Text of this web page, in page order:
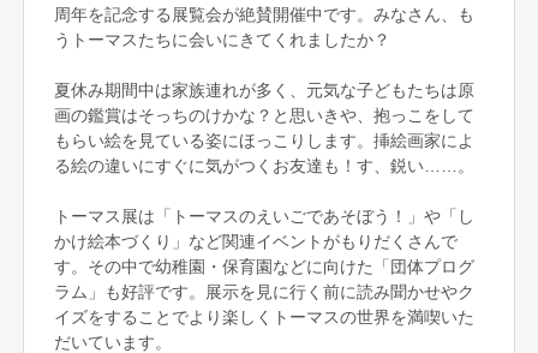
周年を記念する展覧会が絶賛開催中です。みなさん、も
うトーマスたちに会いにきてくれましたか？
夏休み期間中は家族連れが多く、元気な子どもたちは原
画の鑑賞はそっちのけかな？と思いきや、抱っこをして
もらい絵を見ている姿にほっこりします。挿絵画家によ
る絵の違いにすぐに気がつくお友達も！す、鋭い……。
トーマス展は「トーマスのえいごであそぼう！」や「し
かけ絵本づくり」など関連イベントがもりだくさんで
す。その中で幼稚園・保育園などに向けた「団体プログ
ラム」も好評です。展示を見に行く前に読み聞かせやク
イズをすることでより楽しくトーマスの世界を満喫いた
だいています。